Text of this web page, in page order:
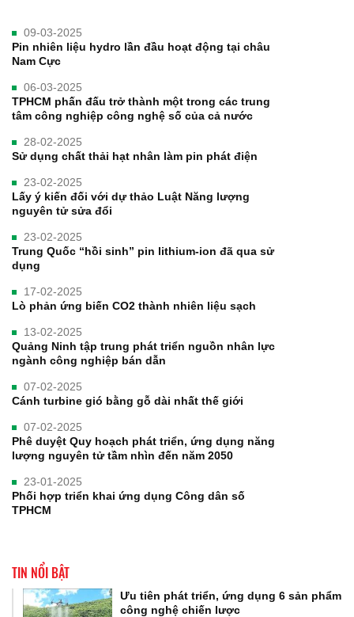
09-03-2025
Pin nhiên liệu hydro lần đầu hoạt động tại châu
Nam Cực
06-03-2025
TPHCM phấn đấu trở thành một trong các trung
tâm công nghiệp công nghệ số của cả nước
28-02-2025
Sử dụng chất thải hạt nhân làm pin phát điện
23-02-2025
Lấy ý kiến đối với dự thảo Luật Năng lượng
nguyên tử sửa đổi
23-02-2025
Trung Quốc “hồi sinh” pin lithium-ion đã qua sử
dụng
17-02-2025
Lò phản ứng biến CO2 thành nhiên liệu sạch
13-02-2025
Quảng Ninh tập trung phát triển nguồn nhân lực
ngành công nghiệp bán dẫn
07-02-2025
Cánh turbine gió bằng gỗ dài nhất thế giới
07-02-2025
Phê duyệt Quy hoạch phát triển, ứng dụng năng
lượng nguyên tử tầm nhìn đến năm 2050
23-01-2025
Phối hợp triển khai ứng dụng Công dân số
TPHCM
TIN NỔI BẬT
Ưu tiên phát triển, ứng dụng 6 sản phẩm
công nghệ chiến lược